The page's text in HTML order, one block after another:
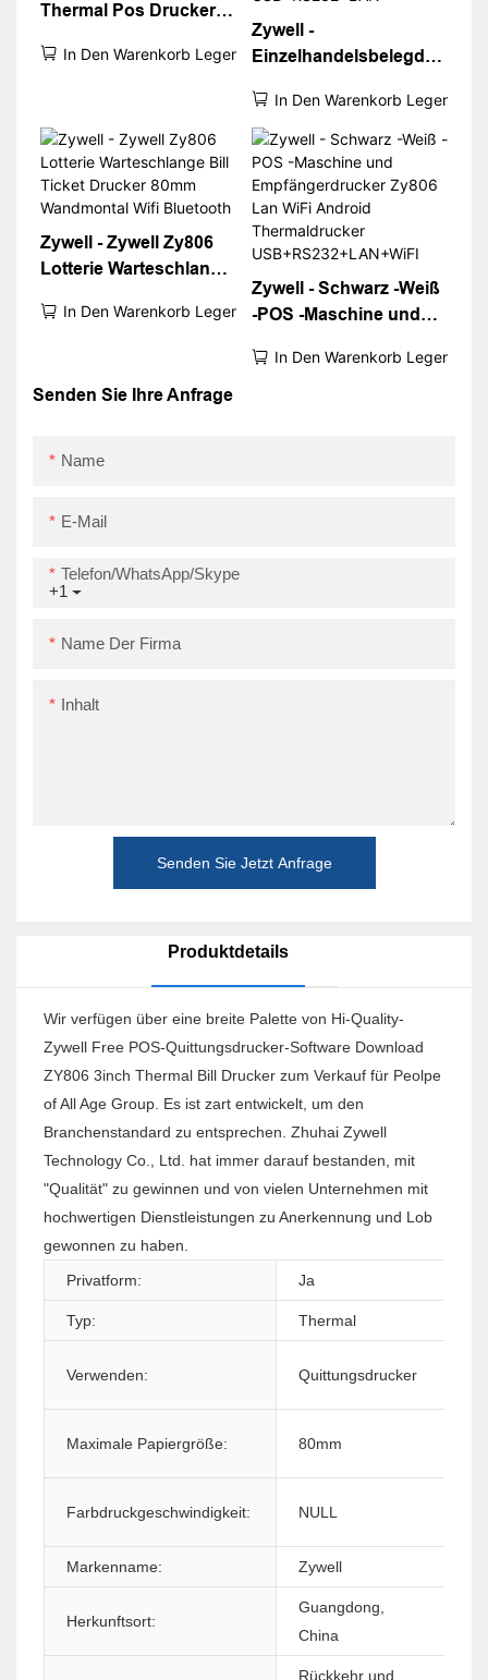
Thermal Pos Drucker
Quittung Bluetooth -
In Den Warenkorb Legen
Zywell -
Einzelhandelsbelegdru
Thermaldrucker für
Small Business
Restaurant Supermarkt
ZY806
USB+RS232+LAN
In Den Warenkorb Legen
Zywell - Zywell Zy806
Lotterie Warteschlange
80mm Wandmontal Wifi
In Den Warenkorb Legen
Zywell - Schwarz -Weiß
-POS -Maschine und
Zy806 Lan WiFi
In Den Warenkorb Legen
Senden Sie Ihre Anfrage
Name
E-Mail
+1
Telefon/WhatsApp/Skype
Name Der Firma
Inhalt
Senden Sie Jetzt Anfrage
Produktdetails
Wir verfügen über eine breite Palette von Hi-Quality-
Zywell Free POS-Quittungsdrucker-Software Download
ZY806 3inch Thermal Bill Drucker zum Verkauf für Peolpe
of All Age Group. Es ist zart entwickelt, um den
Branchenstandard zu entsprechen. Zhuhai Zywell
Technology Co., Ltd. hat immer darauf bestanden, mit
"Qualität" zu gewinnen und von vielen Unternehmen mit
hochwertigen Dienstleistungen zu Anerkennung und Lob
gewonnen zu haben.
Privatform:
Ja
Typ: Thermal
Verwenden: Quittungsdrucker
Maximale Papiergröße: 80mm
Farbdruckgeschwindigkeit: NULL
Markenname: Zywell
Herkunftsort:
Guangdong,
China
Rückkehr und